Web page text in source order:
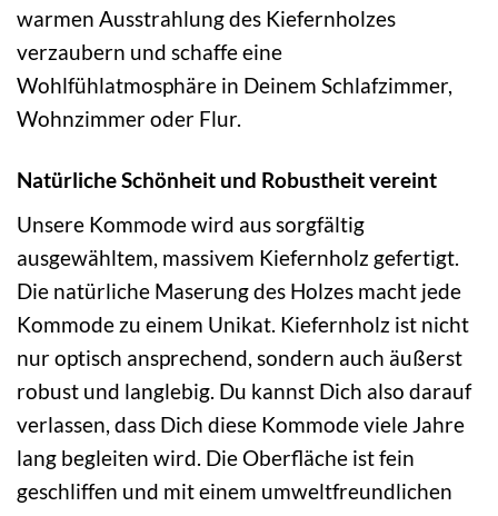
warmen Ausstrahlung des Kiefernholzes
verzaubern und schaffe eine
Wohlfühlatmosphäre in Deinem Schlafzimmer,
Wohnzimmer oder Flur.
Natürliche Schönheit und Robustheit vereint
Unsere Kommode wird aus sorgfältig
ausgewähltem, massivem Kiefernholz gefertigt.
Die natürliche Maserung des Holzes macht jede
Kommode zu einem Unikat. Kiefernholz ist nicht
nur optisch ansprechend, sondern auch äußerst
robust und langlebig. Du kannst Dich also darauf
verlassen, dass Dich diese Kommode viele Jahre
lang begleiten wird. Die Oberfläche ist fein
geschliffen und mit einem umweltfreundlichen